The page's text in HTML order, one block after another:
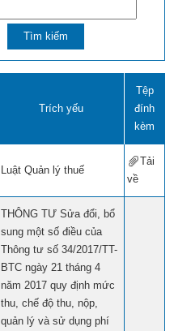
Trích yếu
Tệp
đính
kèm
Luật Quản lý thuế
Tải
về
THÔNG TƯ Sửa đổi, bổ
sung một số điều của
Thông tư số 34/2017/TT-
BTC ngày 21 tháng 4
năm 2017 quy định mức
thu, chế độ thu, nộp,
quản lý và sử dụng phí